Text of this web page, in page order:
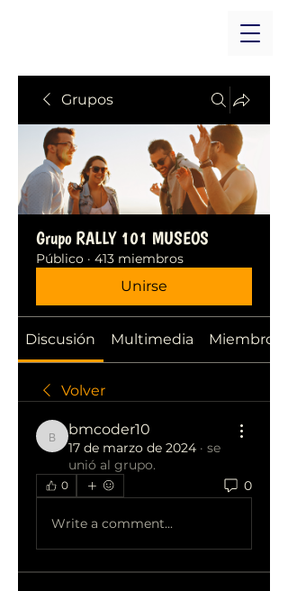
Grupos
Grupo RALLY 101 MUSEOS
Público · 413 miembros
Unirse
Discusión Multimedia Miembros
Volver
bmcoder10
bmcoder10
17 de marzo de 2024 · se
unió al grupo.
0 0
Write a comment...